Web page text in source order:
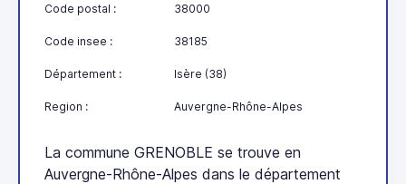
Code postal : 38000
Code insee : 38185
Département : Isère (38)
Region : Auvergne-Rhône-Alpes
La commune GRENOBLE se trouve en
Auvergne-Rhône-Alpes dans le département